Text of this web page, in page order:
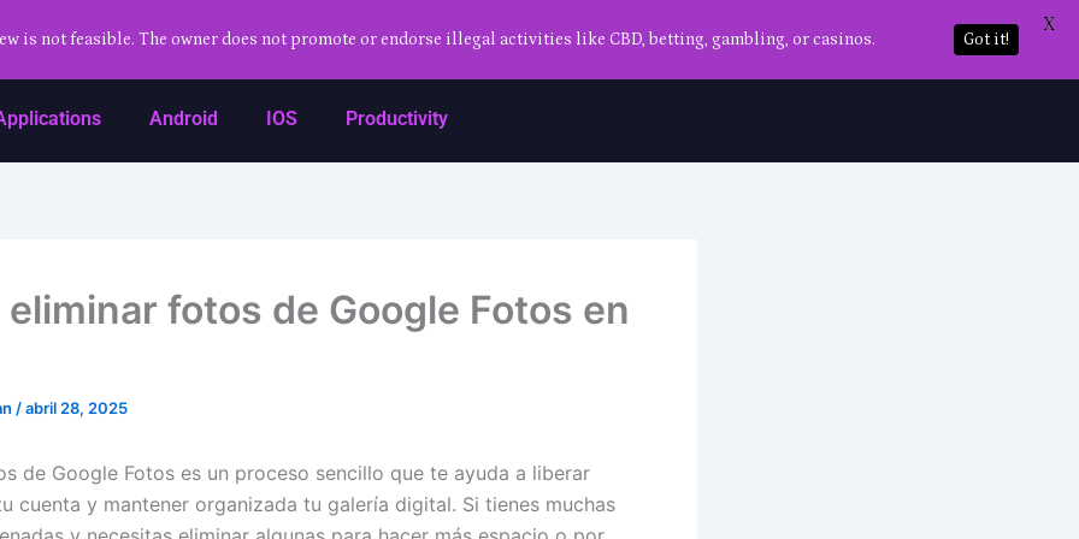
Android IOS Productivity
eliminar fotos de Google Fotos en
/abril 28, 2025
de Google Fotos es un proceso sencillo que te ayuda a liberar
cuenta y mantener organizada tu galería digital. Si tienes muchas
is not feasible. The owner does not promote or endorse illegal activities like CBD, betting, gambling, or casinos. Got it!
X